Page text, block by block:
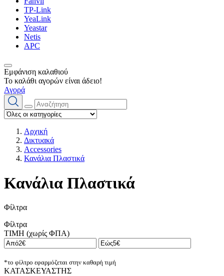
TP-Link
YeaLink
Yeastar
Netis
APC
Εμφάνιση καλαθιού
Το καλάθι αγορών είναι άδειο!
Αγορά
Αρχική
Δικτυακά
Accessories
Κανάλια Πλαστικά
Κανάλια Πλαστικά
Φίλτρα
Φίλτρα
ΤΙΜΗ (χωρίς ΦΠΑ)
*το φίλτρο εφαρμόζεται στην καθαρή τιμή
ΚΑΤΑΣΚΕΥΑΣΤΗΣ